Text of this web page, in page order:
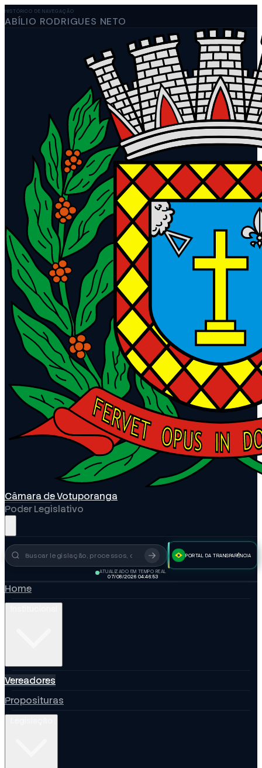
HISTÓRICO DE NAVEGAÇÃO
ABÍLIO RODRIGUES NETO
Câmara de Votuporanga
Poder Legislativo
Busca no portal PORTAL DA TRANSPARÊNCIA
ATUALIZADO EM TEMPO REAL
07/08/2026 04:46:54
Home
Vereadores
Proposituras